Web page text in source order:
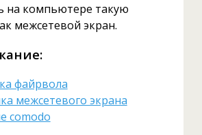
на компьютере такую
межсетевой экран.
файрвола
межсетевого экрана
comodo